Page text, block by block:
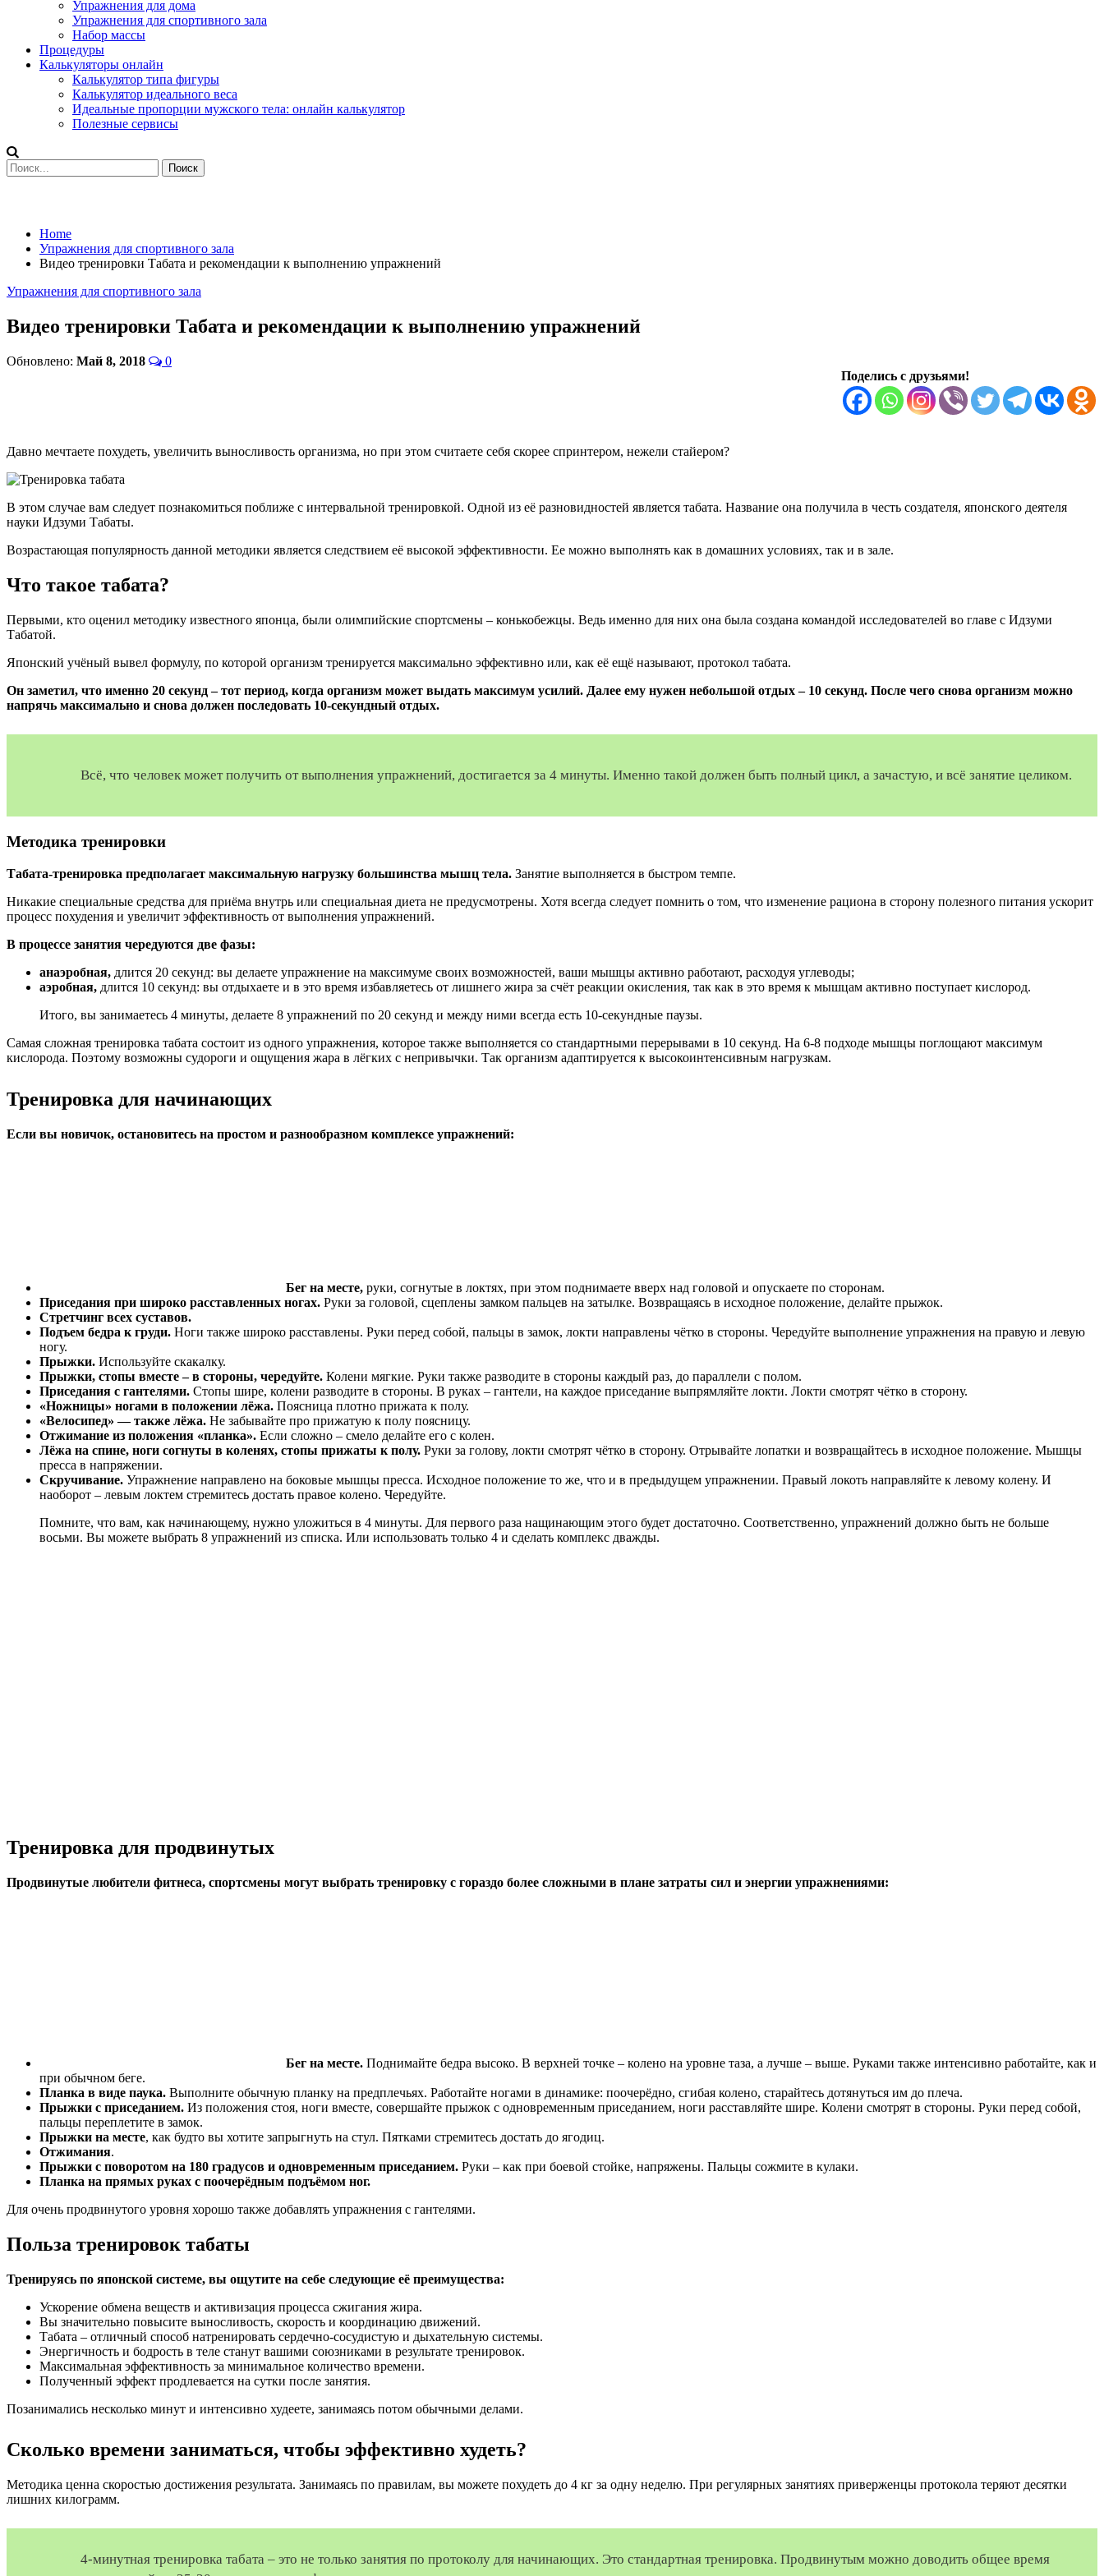
Упражнения для дома
Упражнения для спортивного зала
Набор массы
Процедуры
Калькуляторы онлайн
Калькулятор типа фигуры
Калькулятор идеального веса
Идеальные пропорции мужского тела: онлайн калькулятор
Полезные сервисы
Home
Упражнения для спортивного зала
Видео тренировки Табата и рекомендации к выполнению упражнений
Упражнения для спортивного зала
Видео тренировки Табата и рекомендации к выполнению упражнений
Обновлено: Май 8, 2018
0
Поделись с друзьями!
Давно мечтаете похудеть, увеличить выносливость организма, но при этом считаете себя скорее спринтером, нежели стайером?
В этом случае вам следует познакомиться поближе с интервальной тренировкой. Одной из её разновидностей является табата. Название она получила в честь создателя, японского деятеля
науки Идзуми Табаты.
Возрастающая популярность данной методики является следствием её высокой эффективности. Ее можно выполнять как в домашних условиях, так и в зале.
Что такое табата?
Первыми, кто оценил методику известного японца, были олимпийские спортсмены – конькобежцы. Ведь именно для них она была создана командой исследователей во главе с Идзуми
Табатой.
Японский учёный вывел формулу, по которой организм тренируется максимально эффективно или, как её ещё называют, протокол табата.
Он заметил, что именно 20 секунд – тот период, когда организм может выдать максимум усилий. Далее ему нужен небольшой отдых – 10 секунд. После чего снова организм можно
напрячь максимально и снова должен последовать 10-секундный отдых.
Всё, что человек может получить от выполнения упражнений, достигается за 4 минуты. Именно такой должен быть полный цикл, а зачастую, и всё занятие целиком.
Методика тренировки
Табата-тренировка предполагает максимальную нагрузку большинства мышц тела. Занятие выполняется в быстром темпе.
Никакие специальные средства для приёма внутрь или специальная диета не предусмотрены. Хотя всегда следует помнить о том, что изменение рациона в сторону полезного питания ускорит
процесс похудения и увеличит эффективность от выполнения упражнений.
В процессе занятия чередуются две фазы:
анаэробная, длится 20 секунд: вы делаете упражнение на максимуме своих возможностей, ваши мышцы активно работают, расходуя углеводы;
аэробная, длится 10 секунд: вы отдыхаете и в это время избавляетесь от лишнего жира за счёт реакции окисления, так как в это время к мышцам активно поступает кислород.
Итого, вы занимаетесь 4 минуты, делаете 8 упражнений по 20 секунд и между ними всегда есть 10-секундные паузы.
Самая сложная тренировка табата состоит из одного упражнения, которое также выполняется со стандартными перерывами в 10 секунд. На 6-8 подходе мышцы поглощают максимум
кислорода. Поэтому возможны судороги и ощущения жара в лёгких с непривычки. Так организм адаптируется к высокоинтенсивным нагрузкам.
Тренировка для начинающих
Если вы новичок, остановитесь на простом и разнообразном комплексе упражнений:
Бег на месте, руки, согнутые в локтях, при этом поднимаете вверх над головой и опускаете по сторонам.
Приседания при широко расставленных ногах. Руки за головой, сцеплены замком пальцев на затылке. Возвращаясь в исходное положение, делайте прыжок.
Стретчинг всех суставов.
Подъем бедра к груди. Ноги также широко расставлены. Руки перед собой, пальцы в замок, локти направлены чётко в стороны. Чередуйте выполнение упражнения на правую и левую
ногу.
Прыжки. Используйте скакалку.
Прыжки, стопы вместе – в стороны, чередуйте. Колени мягкие. Руки также разводите в стороны каждый раз, до параллели с полом.
Приседания с гантелями. Стопы шире, колени разводите в стороны. В руках – гантели, на каждое приседание выпрямляйте локти. Локти смотрят чётко в сторону.
«Ножницы» ногами в положении лёжа. Поясница плотно прижата к полу.
«Велосипед» — также лёжа. Не забывайте про прижатую к полу поясницу.
Отжимание из положения «планка». Если сложно – смело делайте его с колен.
Лёжа на спине, ноги согнуты в коленях, стопы прижаты к полу. Руки за голову, локти смотрят чётко в сторону. Отрывайте лопатки и возвращайтесь в исходное положение. Мышцы
пресса в напряжении.
Скручивание. Упражнение направлено на боковые мышцы пресса. Исходное положение то же, что и в предыдущем упражнении. Правый локоть направляйте к левому колену. И
наоборот – левым локтем стремитесь достать правое колено. Чередуйте.
Помните, что вам, как начинающему, нужно уложиться в 4 минуты. Для первого раза нащинающим этого будет достаточно. Соответственно, упражнений должно быть не больше
восьми. Вы можете выбрать 8 упражнений из списка. Или использовать только 4 и сделать комплекс дважды.
Тренировка для продвинутых
Продвинутые любители фитнеса, спортсмены могут выбрать тренировку с гораздо более сложными в плане затраты сил и энергии упражнениями:
Бег на месте. Поднимайте бедра высоко. В верхней точке – колено на уровне таза, а лучше – выше. Руками также интенсивно работайте, как и
при обычном беге.
Планка в виде паука. Выполните обычную планку на предплечьях. Работайте ногами в динамике: поочерёдно, сгибая колено, старайтесь дотянуться им до плеча.
Прыжки с приседанием. Из положения стоя, ноги вместе, совершайте прыжок с одновременным приседанием, ноги расставляйте шире. Колени смотрят в стороны. Руки перед собой,
пальцы переплетите в замок.
Прыжки на месте, как будто вы хотите запрыгнуть на стул. Пятками стремитесь достать до ягодиц.
Отжимания.
Прыжки с поворотом на 180 градусов и одновременным приседанием. Руки – как при боевой стойке, напряжены. Пальцы сожмите в кулаки.
Планка на прямых руках с поочерёдным подъёмом ног.
Для очень продвинутого уровня хорошо также добавлять упражнения с гантелями.
Польза тренировок табаты
Тренируясь по японской системе, вы ощутите на себе следующие её преимущества:
Ускорение обмена веществ и активизация процесса сжигания жира.
Вы значительно повысите выносливость, скорость и координацию движений.
Табата – отличный способ натренировать сердечно-сосудистую и дыхательную системы.
Энергичность и бодрость в теле станут вашими союзниками в результате тренировок.
Максимальная эффективность за минимальное количество времени.
Полученный эффект продлевается на сутки после занятия.
Позанимались несколько минут и интенсивно худеете, занимаясь потом обычными делами.
Сколько времени заниматься, чтобы эффективно худеть?
Методика ценна скоростью достижения результата. Занимаясь по правилам, вы можете похудеть до 4 кг за одну неделю. При регулярных занятиях приверженцы протокола теряют десятки
лишних килограмм.
4-минутная тренировка табата – это не только занятия по протоколу для начинающих. Это стандартная тренировка. Продвинутым можно доводить общее время